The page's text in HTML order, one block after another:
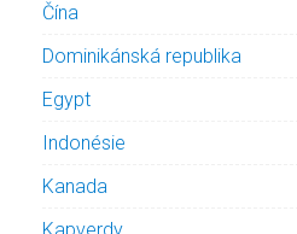
Čína
Dominikánská republika
Egypt
Indonésie
Kanada